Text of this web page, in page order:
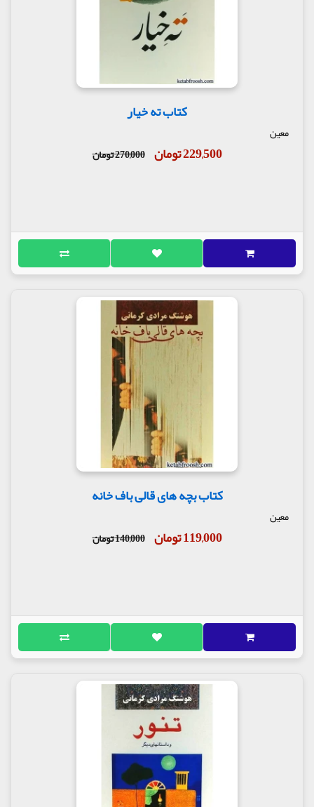
کتاب ته خیار
معین
229,500 تومان 270,000 تومان
کتاب بچه های قالی باف خانه
معین
119,000 تومان 140,000 تومان